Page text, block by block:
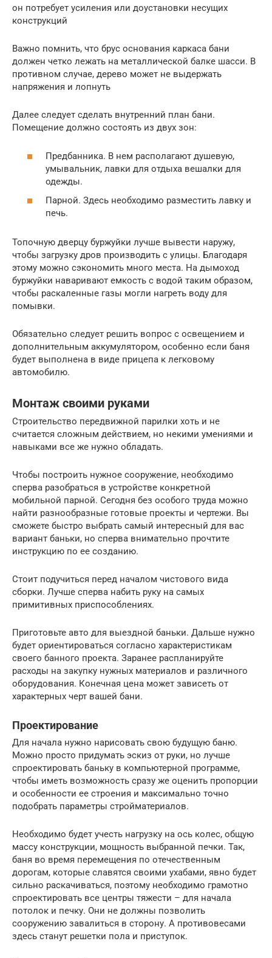
он потребует усиления или доустановки несущих
конструкций
Важно помнить, что брус основания каркаса бани
должен четко лежать на металлической балке шасси. В
противном случае, дерево может не выдержать
напряжения и лопнуть
Далее следует сделать внутренний план бани.
Помещение должно состоять из двух зон:
Предбанника. В нем располагают душевую,
умывальник, лавки для отдыха вешалки для
одежды.
Парной. Здесь необходимо разместить лавку и
печь.
Топочную дверцу буржуйки лучше вывести наружу,
чтобы загрузку дров производить с улицы. Благодаря
этому можно сэкономить много места. На дымоход
буржуйки наваривают емкость с водой таким образом,
чтобы раскаленные газы могли нагреть воду для
помывки.
Обязательно следует решить вопрос с освещением и
дополнительным аккумулятором, особенно если баня
будет выполнена в виде прицепа к легковому
автомобилю.
Монтаж своими руками
Строительство передвижной парилки хоть и не
считается сложным действием, но некими умениями и
навыками все же нужно обладать.
Чтобы построить нужное сооружение, необходимо
сперва разобраться в устройстве конкретной
мобильной парной. Сегодня без особого труда можно
найти разнообразные готовые проекты и чертежи. Вы
сможете быстро выбрать самый интересный для вас
вариант баньки, но сперва внимательно прочтите
инструкцию по ее созданию.
Стоит подучиться перед началом чистового вида
сборки. Лучше сперва набить руку на самых
примитивных приспособлениях.
Приготовьте авто для выездной баньки. Дальше нужно
будет ориентироваться согласно характеристикам
своего банного проекта. Заранее распланируйте
расходы на закупку нужных материалов и различного
оборудования. Конечная цена может зависеть от
характерных черт вашей бани.
Проектирование
Для начала нужно нарисовать свою будущую баню.
Можно просто придумать эскиз от руки, но лучше
спроектировать баньку в компьютерной программе,
чтобы иметь возможность сразу же оценить пропорции
и особенности ее строения и максимально точно
подобрать параметры стройматериалов.
Необходимо будет учесть нагрузку на ось колес, общую
массу конструкции, мощность выбранной печки. Так,
баня во время перемещения по отечественным
дорогам, которые славятся своими ухабами, явно будет
сильно раскачиваться, поэтому необходимо грамотно
спроектировать все центры тяжести – для начала
потолок и печку. Они не должны позволить
сооружению завалиться в сторону. А противовесами
здесь станут решетки пола и приступок.